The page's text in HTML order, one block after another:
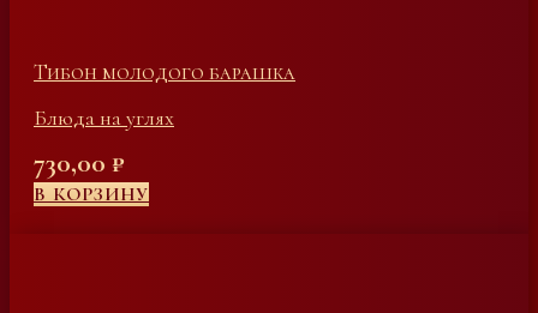
Тибон молодого барашка
Блюда на углях
730,00 ₽
В КОРЗИНУ